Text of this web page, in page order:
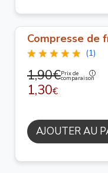
Compresse de
(1)
1,90€Prix de
comparaison
1,30€
AJOUTER AU